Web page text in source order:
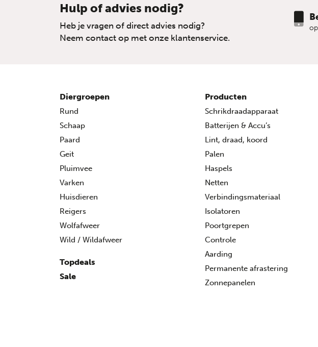
Hulp of advies nodig?
Heb je vragen of direct advies nodig?
Neem contact op met onze klantenservice.
Diergroepen
Rund
Schaap
Paard
Geit
Pluimvee
Varken
Huisdieren
Reigers
Wolfafweer
Wild / Wildafweer
Topdeals
Sale
Producten
Schrikdraadapparaat
Batterijen & Accu’s
Lint, draad, koord
Palen
Haspels
Netten
Verbindingsmateriaal
Isolatoren
Poortgrepen
Controle
Aarding
Permanente afrastering
Zonnepanelen